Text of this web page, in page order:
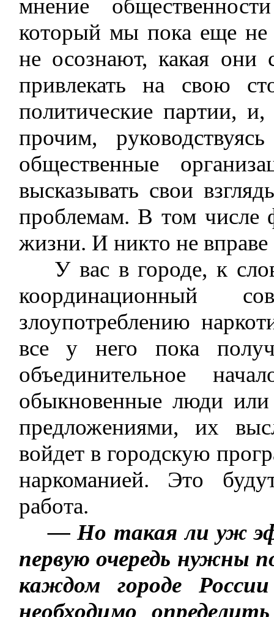
мнение
который мы пока еще не
не осознают, какая они
привлекать на свою
политические партии,
прочим,
общественные
высказывать свои
проблемам. В том числе
жизни. И никто не вправе
У вас в городе, к
координационный
злоупотреблению
все у него пока
объединительное
обыкновенные люди
предложениями, их
войдет в городскую
наркоманией. Это
работа.
— Но такая ли уж
первую очередь нужны
каждом городе
необходимо